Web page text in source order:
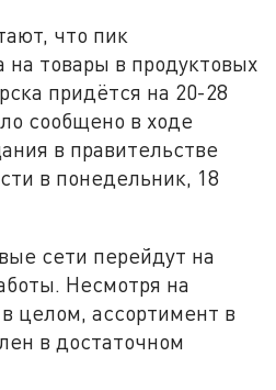
что пик
на товары в продуктовых
придётся на 20-28
сообщено в ходе
в правительстве
в понедельник, 18
сети перейдут на
Несмотря на
целом, ассортимент в
в достаточном